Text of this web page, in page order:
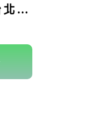
有
還
底